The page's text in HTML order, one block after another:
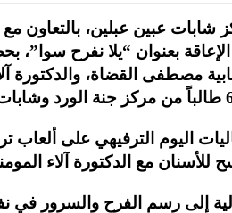
شابات عبين عبلين، بالتعاون
الإعاقة بعنوان “يلا نفرح
مصطفى القضاة، والدكتورة
اليوم الترفيهي على ألعاب
إلى رسم الفرح والسرور في